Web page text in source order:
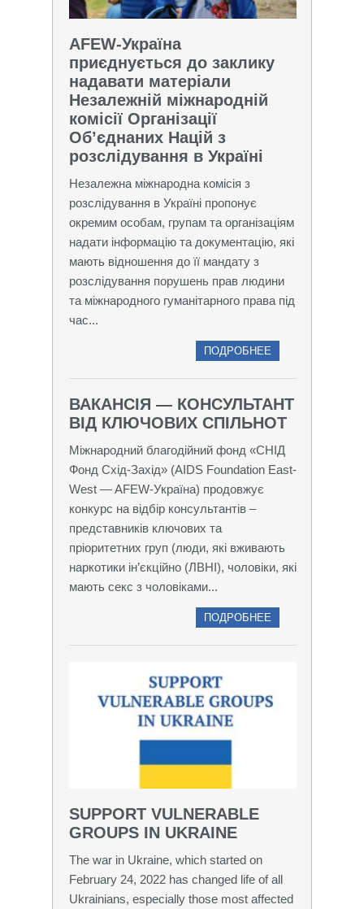
AFEW-Україна
приєднується до заклику
надавати матеріали
Незалежній міжнародній
комісії Організації
Об’єднаних Націй з
розслідування в Україні
Незалежна міжнародна комісія з
розслідування в Україні пропонує
окремим особам, групам та організаціям
надати інформацію та документацію, які
мають відношення до її мандату з
розслідування порушень прав людини
та міжнародного гуманітарного права під
час...
ПОДРОБНЕЕ
ВАКАНСІЯ — КОНСУЛЬТАНТ
ВІД КЛЮЧОВИХ СПІЛЬНОТ
Міжнародний благодійний фонд «СНІД
Фонд Схід-Захід» (AIDS Foundation East-
West — AFEW-Україна) продовжує
конкурс на відбір консультантів –
представників ключових та
пріоритетних груп (люди, які вживають
наркотики ін’єкційно (ЛВНІ), чоловіки, які
мають секс з чоловіками...
ПОДРОБНЕЕ
SUPPORT VULNERABLE
GROUPS IN UKRAINE
The war in Ukraine, which started on
February 24, 2022 has changed life of all
Ukrainians, especially those most affected